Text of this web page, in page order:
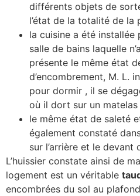
différents objets de
l’état de la totalité de la
la cuisine a été installée
salle de bains laquelle
présente le même état
d’encombrement, M. L.
pour dormir , il se
où il dort sur un matelas
le même état de saleté
également constaté
sur l’arrière et le devant
L’huissier constate ainsi de
logement est un véritable
encombrées du sol au